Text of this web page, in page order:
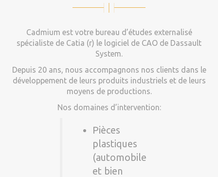
Cadmium est votre bureau d’études externalisé
spécialiste de Catia (r) le logiciel de CAO de Dassault
System.
Depuis 20 ans, nous accompagnons nos clients dans le
développement de leurs produits industriels et de leurs
moyens de productions.
Nos domaines d’intervention:
Pièces
plastiques
(automobile
et bien